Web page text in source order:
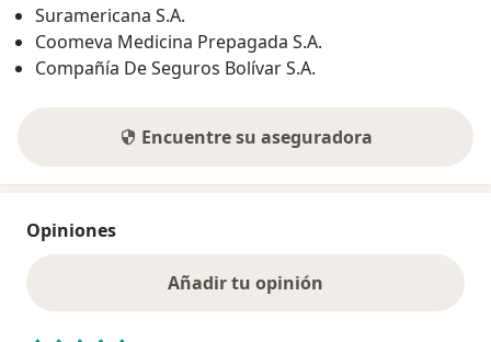
Suramericana S.A.
Coomeva Medicina Prepagada S.A.
Compañía De Seguros Bolívar S.A.
Encuentre su aseguradora
Opiniones
Añadir tu opinión